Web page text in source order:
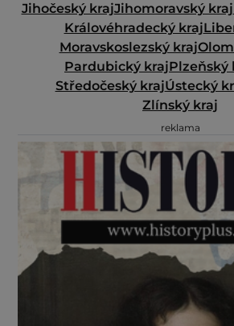
Jihočeský krajJihomoravský kraj
Královéhradecký kraj
Moravskoslezský kraj
Pardubický krajPlzeňský
Středočeský krajÚstecký
Zlínský kraj
reklama